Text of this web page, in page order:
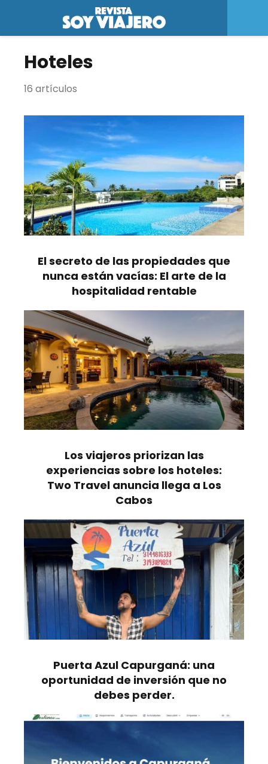
Hoteles
16 artículos
El secreto de las propiedades que
nunca están vacías: El arte de la
hospitalidad rentable
Los viajeros priorizan las
experiencias sobre los hoteles:
Two Travel anuncia llega a Los
Cabos
Puerta Azul Capurganá: una
oportunidad de inversión que no
debes perder.